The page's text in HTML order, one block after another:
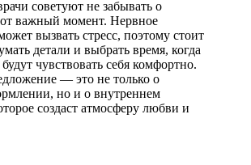
советуют не забывать о
важный момент. Нервное
вызвать стресс, поэтому стоит
детали и выбрать время, когда
чувствовать себя комфортно.
— это не только о
но и о внутреннем
создаст атмосферу любви и